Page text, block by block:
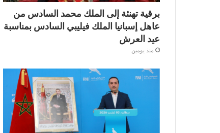
برقية تهنئة إلى الملك محمد السادس من
عاهل إسبانيا الملك فيليبي السادس بمناسبة
عيد العرش
منذ يومين